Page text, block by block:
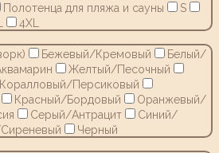
Полотенца для пляжа и сауны
S
4XL
Бежевый/Кремовый
Белый/
Желтый/Песочный
Коралловый/Персиковый
Красный/Бордовый
Оранжевый/
Серый/Антрацит
Синий/
Черный